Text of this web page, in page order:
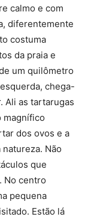
calmo e com
diferentemente
costuma
da praia e
um quilômetro
chega-
Ali as tartarugas
magnífico
dos ovos e a
Não
que
No centro
pequena
Estão lá